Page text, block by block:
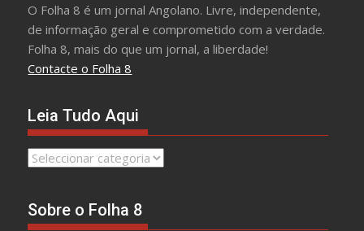
O Folha 8 é um jornal Angolano. Livre, independente,
de informação geral e comprometido com a verdade.
Folha 8, mais do que um jornal, a liberdade!
Contacte o Folha 8
Leia Tudo Aqui
Leia
Sobre o Folha 8